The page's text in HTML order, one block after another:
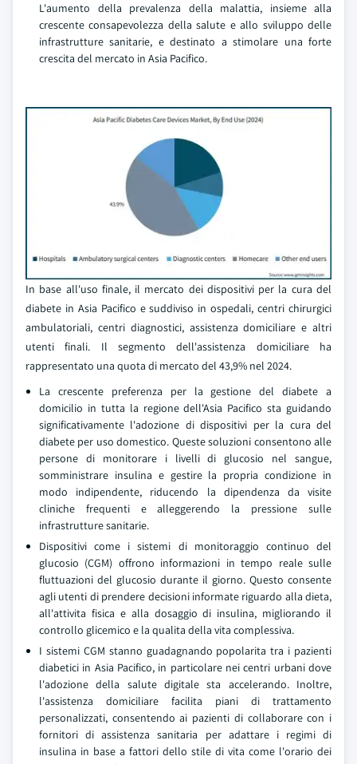
L'aumento della prevalenza della malattia, insieme alla
crescente consapevolezza della salute e allo sviluppo delle
infrastrutture sanitarie, e destinato a stimolare una forte
crescita del mercato in Asia Pacifico.
In base all'uso finale, il mercato dei dispositivi per la cura del
diabete in Asia Pacifico e suddiviso in ospedali, centri chirurgici
ambulatoriali, centri diagnostici, assistenza domiciliare e altri
utenti finali. Il segmento dell'assistenza domiciliare ha
rappresentato una quota di mercato del 43,9% nel 2024.
La crescente preferenza per la gestione del diabete a
domicilio in tutta la regione dell'Asia Pacifico sta guidando
significativamente l'adozione di dispositivi per la cura del
diabete per uso domestico. Queste soluzioni consentono alle
persone di monitorare i livelli di glucosio nel sangue,
somministrare insulina e gestire la propria condizione in
modo indipendente, riducendo la dipendenza da visite
cliniche frequenti e alleggerendo la pressione sulle
infrastrutture sanitarie.
Dispositivi come i sistemi di monitoraggio continuo del
glucosio (CGM) offrono informazioni in tempo reale sulle
fluttuazioni del glucosio durante il giorno. Questo consente
agli utenti di prendere decisioni informate riguardo alla dieta,
all'attivita fisica e alla dosaggio di insulina, migliorando il
controllo glicemico e la qualita della vita complessiva.
I sistemi CGM stanno guadagnando popolarita tra i pazienti
diabetici in Asia Pacifico, in particolare nei centri urbani dove
l'adozione della salute digitale sta accelerando. Inoltre,
l'assistenza domiciliare facilita piani di trattamento
personalizzati, consentendo ai pazienti di collaborare con i
fornitori di assistenza sanitaria per adattare i regimi di
insulina in base a fattori dello stile di vita come l'orario dei